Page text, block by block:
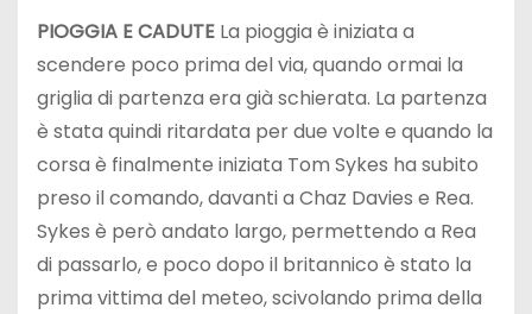
PIOGGIA E CADUTE La pioggia è iniziata a
scendere poco prima del via, quando ormai la
griglia di partenza era già schierata. La partenza
è stata quindi ritardata per due volte e quando la
corsa è finalmente iniziata Tom Sykes ha subito
preso il comando, davanti a Chaz Davies e Rea.
Sykes è però andato largo, permettendo a Rea
di passarlo, e poco dopo il britannico è stato la
prima vittima del meteo, scivolando prima della